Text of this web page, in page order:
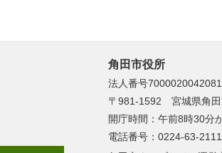
角田市役所
法人番号7000020042081
〒981-1592 宮城県角田
開庁時間：午前8時30分
電話番号：0224-63-2111